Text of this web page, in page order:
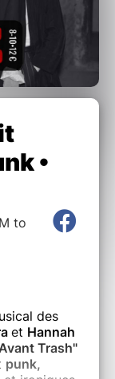
•
to
des
et Hannah
Trash"
punk,